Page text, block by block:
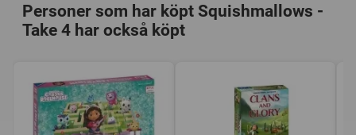
Kategori: Samla serier
Mindtwister Games
Försälj. rank: 1563/18137
Personer som har köpt Squishmallows -
Take 4 har också köpt